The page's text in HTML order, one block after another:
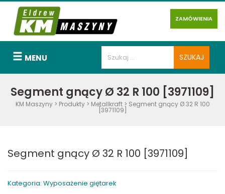
ZAMÓWIENIA
MENU
Segment gnący Ø 32 R 100 [3971109]
KM Maszyny> Produkty> Metallkraft> Segment gnący Ø 32 R 100
[3971109]
Segment gnący Ø 32 R 100 [3971109]
Kategoria: Wyposażenie giętarek